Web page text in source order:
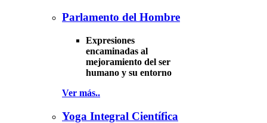
Parlamento del Hombre
Expresiones
encaminadas al
mejoramiento del ser
humano y su entorno
Ver más..
Yoga Integral Científica